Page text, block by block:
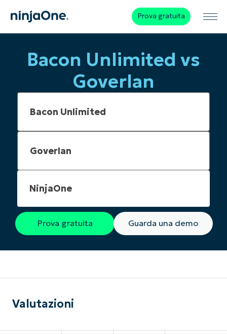
Prova gratuita
Bacon Unlimited vs
Goverlan
NinjaOne
Prova gratuita Guarda una demo
Valutazioni